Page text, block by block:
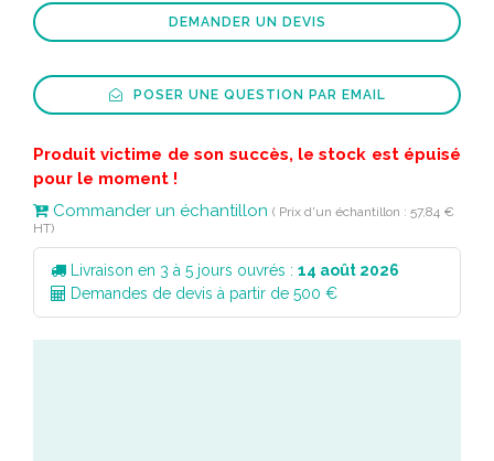
DEMANDER UN DEVIS
POSER UNE QUESTION PAR EMAIL
Produit victime de son succès, le stock est épuisé
pour le moment !
Commander un échantillon ( Prix d'un échantillon : 57,84 €
HT)
Livraison en 3 à 5 jours ouvrés : 14 août 2026
Demandes de devis à partir de 500 €